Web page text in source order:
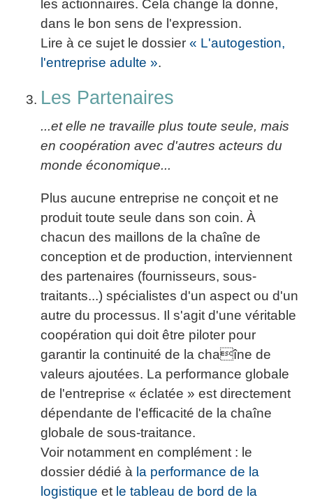
les actionnaires. Cela change la donne,
dans le bon sens de l'expression.
Lire à ce sujet le dossier « L'autogestion,
l'entreprise adulte ».
Les Partenaires
...et elle ne travaille plus toute seule, mais
en coopération avec d'autres acteurs du
monde économique...
Plus aucune entreprise ne conçoit et ne
produit toute seule dans son coin. À
chacun des maillons de la chaîne de
conception et de production, interviennent
des partenaires (fournisseurs, sous-
traitants...) spécialistes d'un aspect ou d'un
autre du processus. Il s'agit d'une véritable
coopération qui doit être piloter pour
garantir la continuité de la chaîne de
valeurs ajoutées. La performance globale
de l'entreprise « éclatée » est directement
dépendante de l'efficacité de la chaîne
globale de sous-traitance.
Voir notamment en complément : le
dossier dédié à la performance de la
logistique et le tableau de bord de la